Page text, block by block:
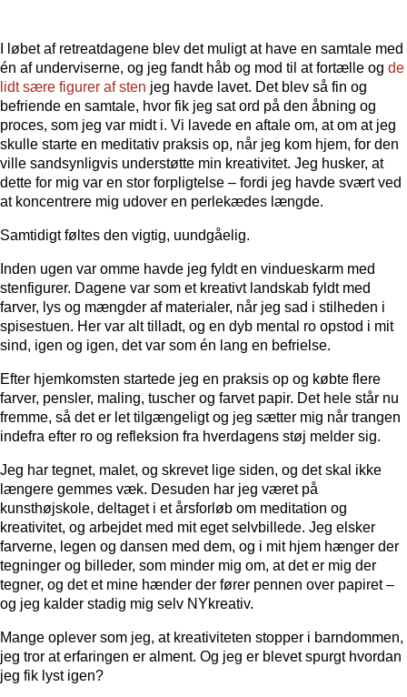
I løbet af retreatdagene blev det muligt at have en samtale med
én af underviserne, og jeg fandt håb og mod til at fortælle og de
lidt sære figurer af sten jeg havde lavet. Det blev så fin og
befriende en samtale, hvor fik jeg sat ord på den åbning og
proces, som jeg var midt i. Vi lavede en aftale om, at om at jeg
skulle starte en meditativ praksis op, når jeg kom hjem, for den
ville sandsynligvis understøtte min kreativitet. Jeg husker, at
dette for mig var en stor forpligtelse – fordi jeg havde svært ved
at koncentrere mig udover en perlekædes længde.
Samtidigt føltes den vigtig, uundgåelig.
Inden ugen var omme havde jeg fyldt en vindueskarm med
stenfigurer. Dagene var som et kreativt landskab fyldt med
farver, lys og mængder af materialer, når jeg sad i stilheden i
spisestuen. Her var alt tilladt, og en dyb mental ro opstod i mit
sind, igen og igen, det var som én lang en befrielse.
Efter hjemkomsten startede jeg en praksis op og købte flere
farver, pensler, maling, tuscher og farvet papir. Det hele står nu
fremme, så det er let tilgængeligt og jeg sætter mig når trangen
indefra efter ro og refleksion fra hverdagens støj melder sig.
Jeg har tegnet, malet, og skrevet lige siden, og det skal ikke
længere gemmes væk. Desuden har jeg været på
kunsthøjskole, deltaget i et årsforløb om meditation og
kreativitet, og arbejdet med mit eget selvbillede. Jeg elsker
farverne, legen og dansen med dem, og i mit hjem hænger der
tegninger og billeder, som minder mig om, at det er mig der
tegner, og det et mine hænder der fører pennen over papiret –
og jeg kalder stadig mig selv NYkreativ.
Mange oplever som jeg, at kreativiteten stopper i barndommen,
jeg tror at erfaringen er alment. Og jeg er blevet spurgt hvordan
jeg fik lyst igen?